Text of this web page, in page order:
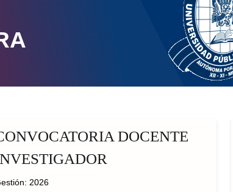
DOCENTE
2026